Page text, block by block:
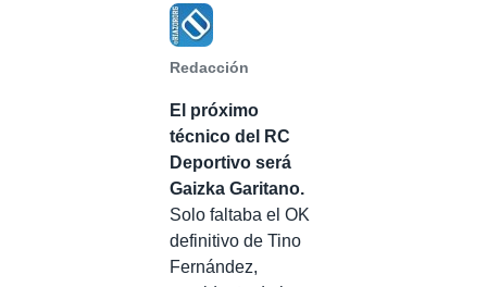
Redacción
El próximo
técnico del RC
Deportivo será
Gaizka Garitano.
Solo faltaba el OK
definitivo de Tino
Fernández,